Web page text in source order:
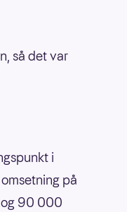
så det var
i
på
og 90 000